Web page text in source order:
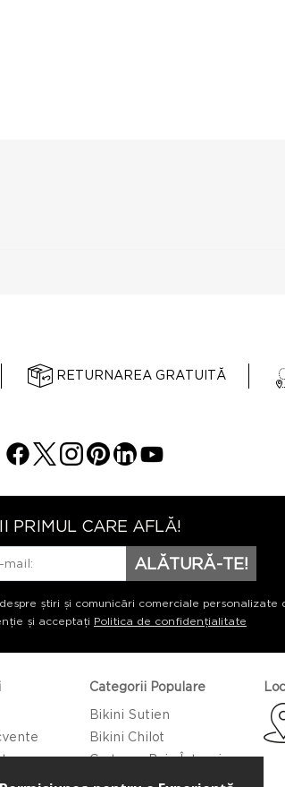
RETURNAREA GRATUITĂ
PRIMUL CARE AFLĂ!
ALĂTURĂ-TE!
știri și comunicări comerciale personalizate
și acceptați Politica de confidențialitate
Categorii Populare
Bikini Sutien
Bikini Chilot
Costume Baie Întregi
Caftan/Pareo